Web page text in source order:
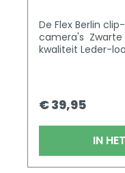
De Flex Berlin
camera's Zwarte
kwaliteit Leder-
beschemende
druk kop sluiting
€ 39,95
IN